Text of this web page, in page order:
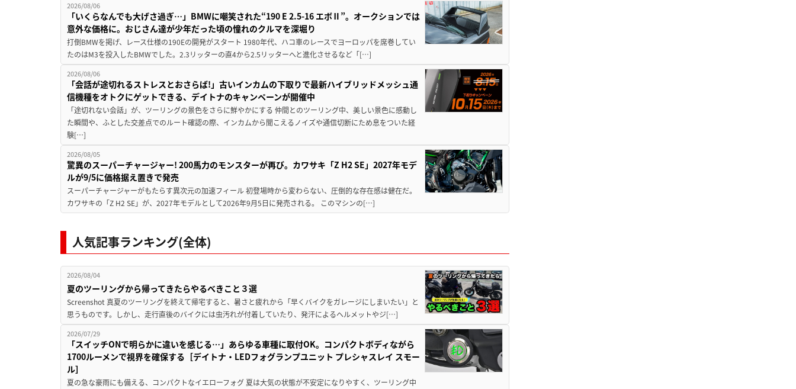
2026/08/06
「いくらなんでも大げさ過ぎ…」BMWに嘲笑された“190 E 2.5-16 エボⅡ”。オークションでは
意外な価格に。おじさん達が少年だった頃の憧れのクルマを深堀り
打倒BMWを掲げ、レース仕様の190Eの開発がスタート 1980年代、ハコ車のレースでヨーロッパを席巻してい
たのはM3を投入したBMWでした。2.3リッターの直4から2.5リッターへと進化させるなど「[…]
2026/08/06
「会話が途切れるストレスとおさらば!」古いインカムの下取りで最新ハイブリッドメッシュ通
信機種をオトクにゲットできる、デイトナのキャンペーンが開催中
「途切れない会話」が、ツーリングの景色をさらに鮮やかにする 仲間とのツーリング中、美しい景色に感動し
た瞬間や、ふとした交差点でのルート確認の際、インカムから聞こえるノイズや通信切断にため息をついた経
験[…]
2026/08/05
驚異のスーパーチャージャー! 200馬力のモンスターが再び。カワサキ「Z H2 SE」2027年モデ
ルが9/5に価格据え置きで発売
スーパーチャージャーがもたらす異次元の加速フィール 初登場時から変わらない、圧倒的な存在感は健在だ。
カワサキの「Z H2 SE」が、2027年モデルとして2026年9月5日に発売される。 このマシンの[…]
人気記事ランキング(全体)
2026/08/04
夏のツーリングから帰ってきたらやるべきこと３選
Screenshot 真夏のツーリングを終えて帰宅すると、暑さと疲れから「早くバイクをガレージにしまいたい」と
思うものです。しかし、走行直後のバイクには虫汚れが付着していたり、発汗によるヘルメットやジ[…]
2026/07/29
「スイッチONで明らかに違いを感じる…」あらゆる車種に取付OK。コンパクトボディながら
1700ルーメンで視界を確保する［デイトナ・LEDフォグランプユニット プレシャスレイ スモー
ル］
夏の急な豪雨にも備える、コンパクトなイエローフォグ 夏は大気の状態が不安定になりやすく、ツーリング中